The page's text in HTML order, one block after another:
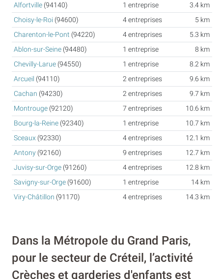
Alfortville (94140) 1 entreprise
3.4 km
Choisy-le-Roi (94600) 4 entreprises
5 km
Charenton-le-Pont (94220) 4 entreprises
5.3 km
Ablon-sur-Seine (94480) 1 entreprise
8 km
Chevilly-Larue (94550) 1 entreprise
8.2 km
Arcueil (94110) 2 entreprises
9.6 km
Cachan (94230) 2 entreprises
9.7 km
Montrouge (92120) 7 entreprises
10.6 km
Bourg-la-Reine (92340) 1 entreprise
10.7 km
Sceaux (92330) 4 entreprises
12.1 km
Antony (92160) 9 entreprises
12.7 km
Juvisy-sur-Orge (91260) 4 entreprises
12.8 km
Savigny-sur-Orge (91600) 1 entreprise
14 km
Viry-Châtillon (91170) 4 entreprises 14.3 km
Dans la Métropole du Grand Paris,
pour le secteur de Créteil, l’activité
Crèches et garderies d'enfants est